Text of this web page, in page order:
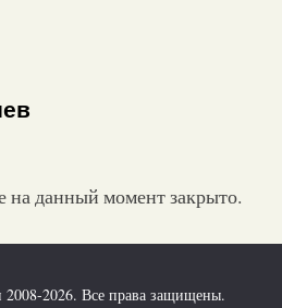
на данный момент закрыто.
2026. Все права защищены.